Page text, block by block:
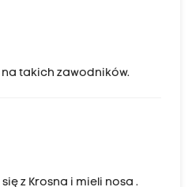
takich zawodników.
z Krosna i mieli nosa .